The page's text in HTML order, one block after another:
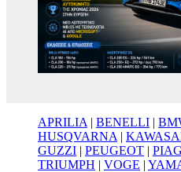
APRILIA | BENELLI |
HUSQVARNA |
GUZZI | PEUGEOT |
TRIUMPH | VOGE |